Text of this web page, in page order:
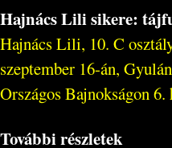
Hajnács Lili sikere:
Hajnács Lili, 10. C
szeptember 16-án,
Országos Bajnokságon 6.
További részletek